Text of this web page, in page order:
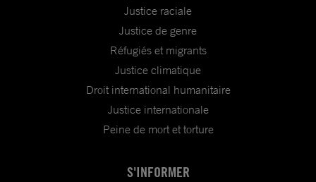
Justice raciale
Justice de genre
Réfugiés et migrants
Justice climatique
Droit international humanitaire
Justice internationale
Peine de mort et torture
S'INFORMER